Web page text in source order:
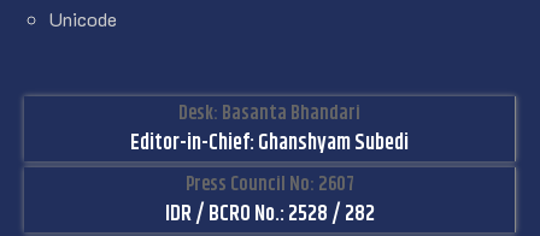
Unicode
Desk: Basanta Bhandari
Editor-in-Chief: Ghanshyam Subedi
Press Council No: 2607
IDR / BCRO No.: 2528 / 282